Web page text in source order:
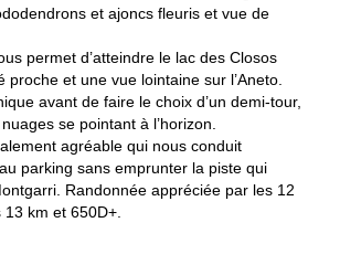
et ajoncs fleuris et vue de
permet d’atteindre le lac des Closos
proche et une vue lointaine sur l’Aneto.
avant de faire le choix d’un demi-tour,
se pointant à l’horizon.
agréable qui nous conduit
parking sans emprunter la piste qui
Randonnée appréciée par les 12
13 km et 650D+.